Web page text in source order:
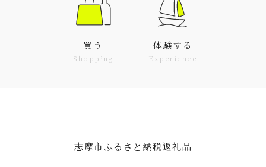
買う
Shopping
体験する
Experience
志摩市ふるさと納税返礼品